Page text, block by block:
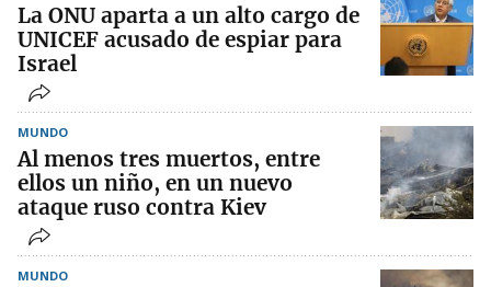
La ONU aparta a un alto cargo de
UNICEF acusado de espiar para
Israel
MUNDO
Al menos tres muertos, entre
ellos un niño, en un nuevo
ataque ruso contra Kiev
MUNDO